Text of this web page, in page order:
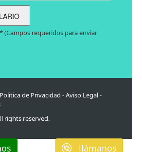
* (Campos requeridos para enviar
Politica de Privacidad -Aviso Legal-
rights reserved.
llámanos